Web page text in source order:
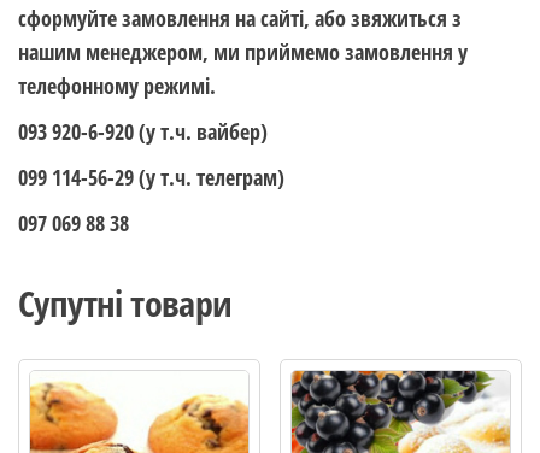
сформуйте замовлення на сайті, або звяжиться з
нашим менеджером, ми приймемо замовлення у
телефонному режимі.
093 920-6-920 (у т.ч. вайбер)
099 114-56-29 (у т.ч. телеграм)
097 069 88 38
Супутні товари